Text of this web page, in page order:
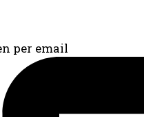
per email